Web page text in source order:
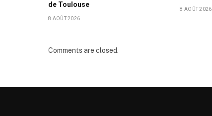
de Toulouse
8 AOÛT 2026
8 AOÛT 2026
Comments are closed.